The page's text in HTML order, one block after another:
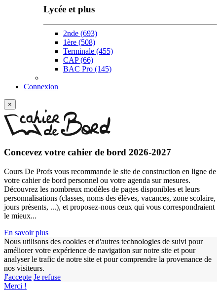
Lycée et plus
2nde (693)
1ère (508)
Terminale (455)
CAP(66)
BAC Pro (145)
Connexion
×
Concevez votre cahier de bord 2026-2027
Cours De Profs vous recommande le site de construction en ligne de
votre cahier de bord personnel ou votre agenda sur mesures.
Découvrez les nombreux modèles de pages disponibles et leurs
personnalisations (classes, noms des élèves, vacances, zone scolaire,
jours présents, ...), et proposez-nous ceux qui vous correspondraient
le mieux...
En savoir plus
Nous utilisons des cookies et d'autres technologies de suivi pour
améliorer votre expérience de navigation sur notre site et pour
analyser le trafic de notre site et pour comprendre la provenance de
nos visiteurs.
J'accepte Je refuse
Merci !